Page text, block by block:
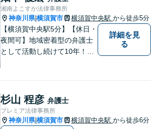
湘南よこすか法律事務所
神奈川県|横須賀市 横須賀中央駅 から徒歩5分
【横須賀中央駅5分】【休日・
夜間可】地域密着型の弁護士
として活動し続けて10年！豊
可】【女性弁護士在籍】
詳細を見
る
杉山 程彦 弁護士
プレミア法律事務所
神奈川県|横須賀市 横須賀中央駅 から徒歩6分